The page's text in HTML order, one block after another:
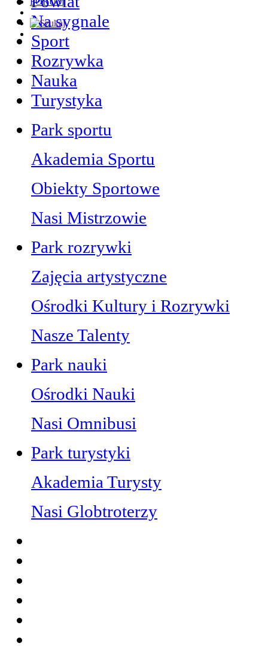
Na sygnale
Sport
Rozrywka
Nauka
Turystyka
Park sportu
Akademia Sportu
Obiekty Sportowe
Nasi Mistrzowie
Park rozrywki
Zajęcia artystyczne
Ośrodki Kultury i Rozrywki
Nasze Talenty
Park nauki
Ośrodki Nauki
Nasi Omnibusi
Park turystyki
Akademia Turysty
Nasi Globtroterzy